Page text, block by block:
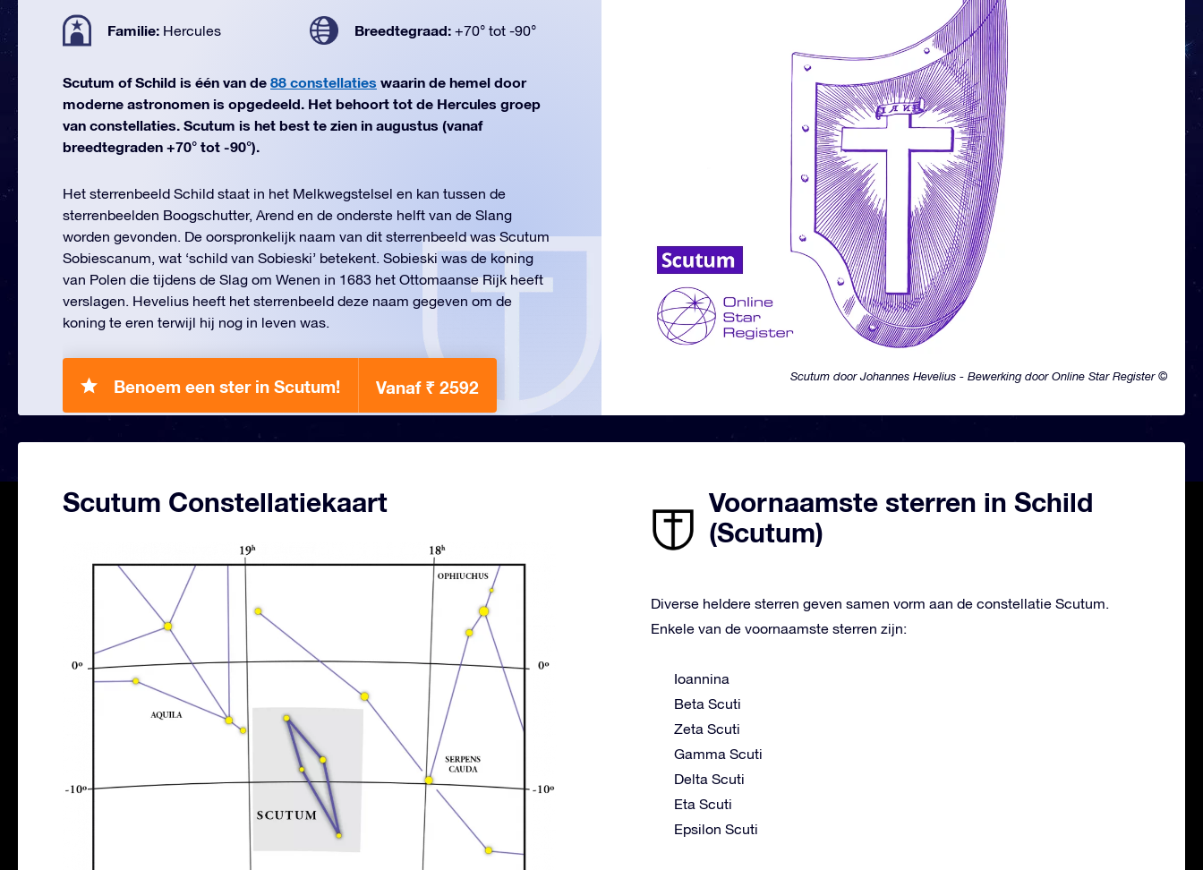
Scutum door Johannes Hevelius - Bewerking door Online Star Register ©
Familie: Hercules Breedtegraad: +70° tot -90°
Scutum of Schild is één van de 88 constellaties waarin de hemel door
moderne astronomen is opgedeeld. Het behoort tot de Hercules groep
van constellaties. Scutum is het best te zien in augustus (vanaf
breedtegraden +70° tot -90°).
Het sterrenbeeld Schild staat in het Melkwegstelsel en kan tussen de
sterrenbeelden Boogschutter, Arend en de onderste helft van de Slang
worden gevonden. De oorspronkelijk naam van dit sterrenbeeld was Scutum
Sobiescanum, wat ‘schild van Sobieski’ betekent. Sobieski was de koning
van Polen die tijdens de Slag om Wenen in 1683 het Ottomaanse Rijk heeft
verslagen. Hevelius heeft het sterrenbeeld deze naam gegeven om de
koning te eren terwijl hij nog in leven was.
Benoem een ster in Scutum! Vanaf ₹ 2592
Scutum Constellatiekaart
Voornaamste sterren in Schild
(Scutum)
Diverse heldere sterren geven samen vorm aan de constellatie Scutum.
Enkele van de voornaamste sterren zijn:
Ioannina
Beta Scuti
Zeta Scuti
Gamma Scuti
Delta Scuti
Eta Scuti
Epsilon Scuti